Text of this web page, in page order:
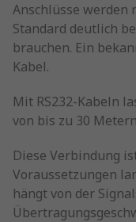
Anschlüsse werden
Standard deutlich
brauchen. Ein
Kabel.
Mit RS232-Kabeln
von bis zu 30
Diese Verbindung
Voraussetzungen
hängt von der